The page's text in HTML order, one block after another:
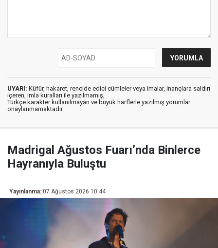
UYARI: Küfür, hakaret, rencide edici cümleler veya imalar, inançlara saldırı
içeren, imla kuralları ile yazılmamış,
Türkçe karakter kullanılmayan ve büyük harflerle yazılmış yorumlar
onaylanmamaktadır.
Madrigal Ağustos Fuarı’nda Binlerce
Hayranıyla Buluştu
Yayınlanma: 07 Ağustos 2026 10:44